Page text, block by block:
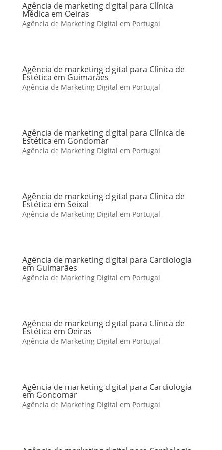
Agência de marketing digital para Clínica
Médica em Oeiras
Agência de Marketing Digital em Portugal
Agência de marketing digital para Clínica de
Estética em Guimarães
Agência de Marketing Digital em Portugal
Agência de marketing digital para Clínica de
Estética em Gondomar
Agência de Marketing Digital em Portugal
Agência de marketing digital para Clínica de
Estética em Seixal
Agência de Marketing Digital em Portugal
Agência de marketing digital para Cardiologia
em Guimarães
Agência de Marketing Digital em Portugal
Agência de marketing digital para Clínica de
Estética em Oeiras
Agência de Marketing Digital em Portugal
Agência de marketing digital para Cardiologia
em Gondomar
Agência de Marketing Digital em Portugal